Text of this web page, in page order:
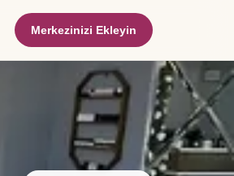
Merkezinizi Ekleyin